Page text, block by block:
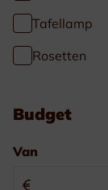
Tafellamp
Rosetten
Budget
Van